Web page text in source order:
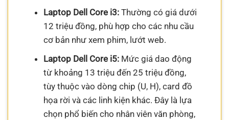
Laptop Dell Core i3:Thường có giá dưới
12 triệu đồng, phù hợp cho các nhu cầu
cơ bản như xem phim, lướt web.
Laptop Dell Core i5:Mức giá dao động
từ khoảng 13 triệu đến 25 triệu đồng,
tùy thuộc vào dòng chip (U, H), card đồ
họa rời và các linh kiện khác. Đây là lựa
chọn phổ biến cho nhân viên văn phòng,